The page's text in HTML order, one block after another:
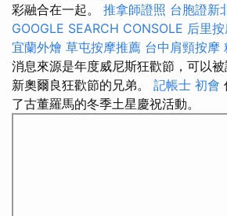
彩融合在一起。 推拿師證照 台胞證新
GOOGLE SEARCH CONSOLE 后里
宜蘭外燴 草屯按摩推薦 台中肩頸按摩
消息來源是年度威尼斯狂歡節，可以
新奧爾良狂歡節的兄弟。 記帳士 初會
了古董羅馬的冬季土星慶祝活動。